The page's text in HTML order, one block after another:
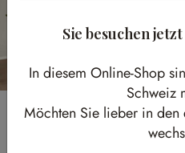
Sie besuchen
In diesem Online-Shop
Schweiz
Möchten Sie lieber in den